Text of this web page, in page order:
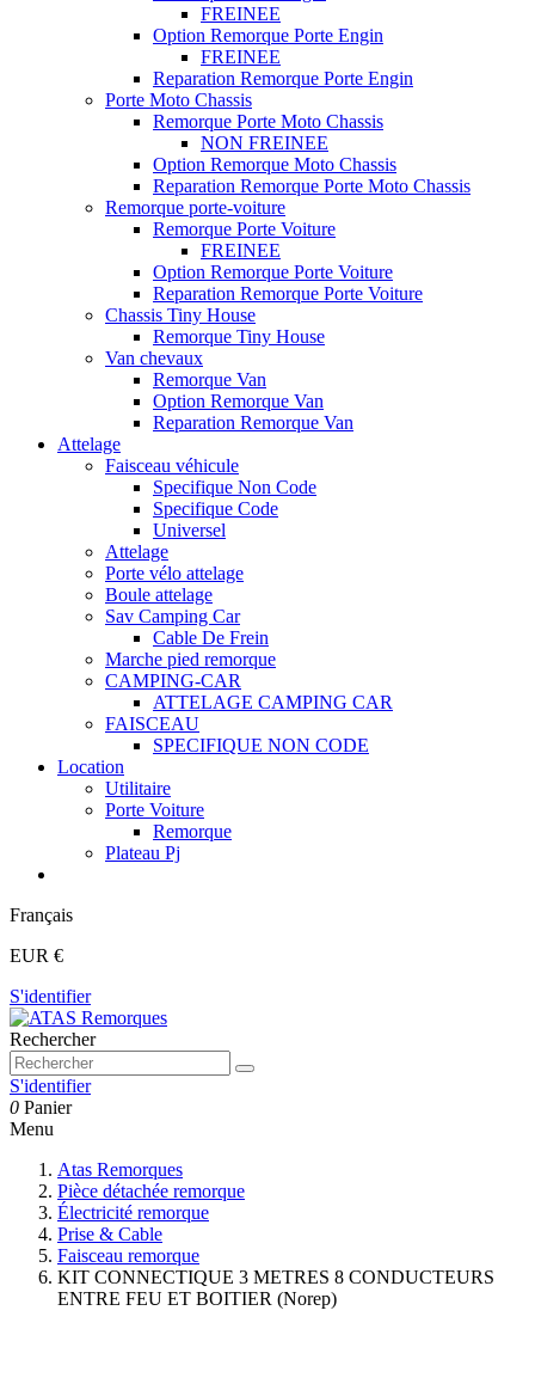
FREINEE
Option Remorque Porte Engin
FREINEE
Reparation Remorque Porte Engin
Porte Moto Chassis
Remorque Porte Moto Chassis
NON FREINEE
Option Remorque Moto Chassis
Reparation Remorque Porte Moto Chassis
Remorque porte-voiture
Remorque Porte Voiture
FREINEE
Option Remorque Porte Voiture
Reparation Remorque Porte Voiture
Chassis Tiny House
Remorque Tiny House
Van chevaux
Remorque Van
Option Remorque Van
Reparation Remorque Van
Attelage
Faisceau véhicule
Specifique Non Code
Specifique Code
Universel
Attelage
Porte vélo attelage
Boule attelage
Sav Camping Car
Cable De Frein
Marche pied remorque
CAMPING-CAR
ATTELAGE CAMPING CAR
FAISCEAU
SPECIFIQUE NON CODE
Location
Utilitaire
Porte Voiture
Remorque
Plateau Pj
Français
EUR €
S'identifier
Rechercher
S'identifier
0 Panier
Menu
Atas Remorques
Pièce détachée remorque
Électricité remorque
Prise & Cable
Faisceau remorque
KIT CONNECTIQUE 3 METRES 8 CONDUCTEURS
ENTRE FEU ET BOITIER (Norep)